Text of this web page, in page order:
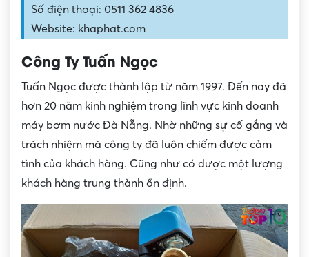
Số điện thoại: 0511 362 4836
Website: khaphat.com
Công Ty Tuấn Ngọc
Tuấn Ngọc được thành lập từ năm 1997. Đến nay đã
hơn 20 năm kinh nghiệm trong lĩnh vực kinh doanh
máy bơm nước Đà Nẵng. Nhờ những sự cố gắng và
trách nhiệm mà công ty đã luôn chiếm được cảm
tình của khách hàng. Cũng như có được một lượng
khách hàng trung thành ổn định.